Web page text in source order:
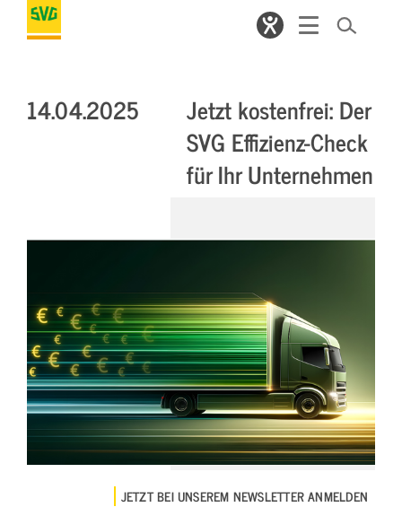
14.04.2025
Jetzt kostenfrei: Der
SVG Effizienz-Check
für Ihr Unternehmen
JETZT BEI UNSEREM NEWSLETTER ANMELDEN